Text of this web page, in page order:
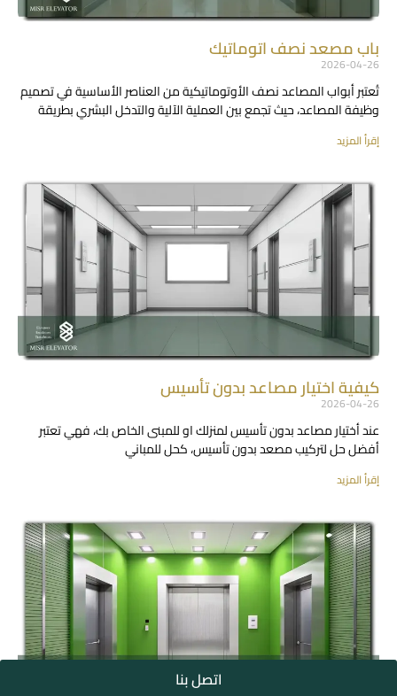
باب مصعد نصف اتوماتيك
2026-04-26
تُعتبر أبواب المصاعد نصف الأوتوماتيكية من العناصر الأساسية في تصميم
وظيفة المصاعد، حيث تجمع بين العملية الآلية والتدخل البشري بطريقة
إقرأ المزيد
كيفية اختيار مصاعد بدون تأسيس
2026-04-26
عند أختيار مصاعد بدون تأسيس لمنزلك او للمبنى الخاص بك، فهي تعتبر
أفضل حل لتركيب مصعد بدون تأسيس، كحل للمباني
إقرأ المزيد
اتصل بنا